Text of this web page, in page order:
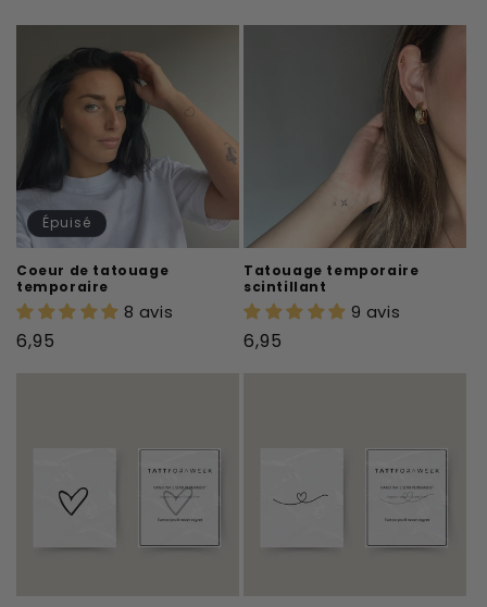
Épuisé
Coeur de tatouage
temporaire
8 avis
Prix
6,95
Tatouage temporaire
scintillant
9 avis
Prix
6,95